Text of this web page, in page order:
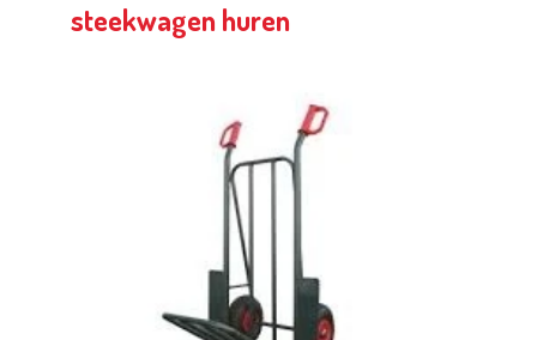
steekwagen huren